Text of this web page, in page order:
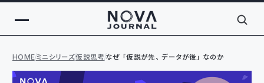
HOMEミニシリーズ仮説思考なぜ「仮説が先、データが後」なのか